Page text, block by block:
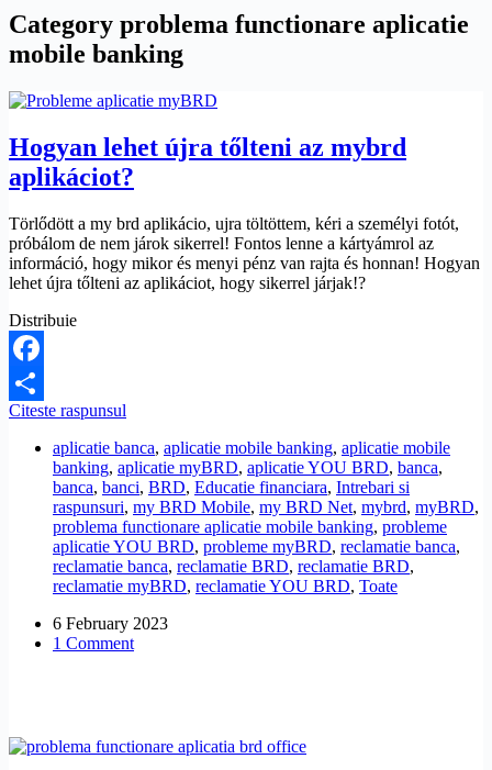
Category problema functionare aplicatie
mobile banking
Hogyan lehet újra tőlteni az mybrd
aplikáciot?
Törlődött a my brd aplikácio, ujra töltöttem, kéri a személyi fotót,
próbálom de nem járok sikerrel! Fontos lenne a kártyámrol az
információ, hogy mikor és menyi pénz van rajta és honnan! Hogyan
lehet újra tőlteni az aplikáciot, hogy sikerrel járjak!?
Distribuie
Facebook
Share
Citeste raspunsul
újra
tőlteni
az
mybrd
aplikáciot?
aplicatie banca, aplicatie mobile banking, aplicatie mobile
banking, aplicatie myBRD, aplicatie YOU BRD, banca,
banca, banci, BRD, Educatie financiara, Intrebari si
raspunsuri, my BRD Mobile, my BRD Net, mybrd, myBRD,
problema functionare aplicatie mobile banking, probleme
aplicatie YOU BRD, probleme myBRD, reclamatie banca,
reclamatie banca, reclamatie BRD, reclamatie BRD,
reclamatie myBRD, reclamatie YOU BRD, Toate
6 February 2023
1 Comment